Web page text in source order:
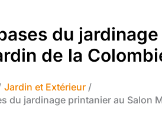
du
de la
Jardin et Extérieur
du jardinage printanier au Salon